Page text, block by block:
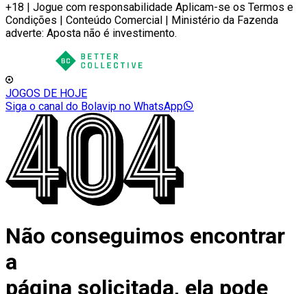
+18 | Jogue com responsabilidade Aplicam-se os Termos e
Condições | Conteúdo Comercial | Ministério da Fazenda
adverte: Aposta não é investimento.
JOGOS DE HOJE
Siga o canal do Bolavip no WhatsApp
Não conseguimos encontrar
a
página solicitada, ela pode